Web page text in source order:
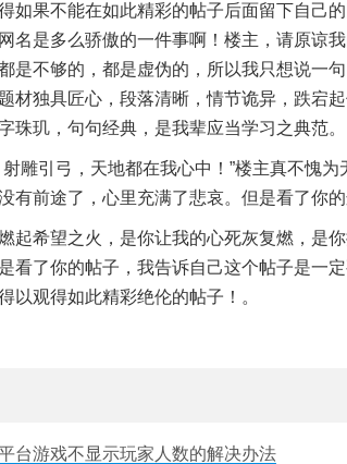
如果不能在如此精彩的帖子后面留下自己
名是多么骄傲的一件事啊！楼主，请原谅
是不够的，都是虚伪的，所以我只想说一
材独具匠心，段落清晰，情节诡异，跌宕
珠玑，句句经典，是我辈应当学习之典范。
射雕引弓，天地都在我心中！”楼主真不愧
有前途了，心里充满了悲哀。但是看了你
起希望之火，是你让我的心死灰复燃，是
看了你的帖子，我告诉自己这个帖子是一
以观得如此精彩绝伦的帖子！。
台游戏不显示玩家人数的解决办法